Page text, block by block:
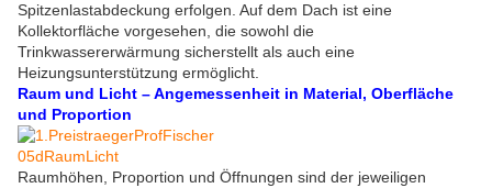
Spitzenlastabdeckung erfolgen. Auf dem Dach ist eine
Kollektorfläche vorgesehen, die sowohl die
Trinkwassererwärmung sicherstellt als auch eine
Heizungsunterstützung ermöglicht.
Raum und Licht – Angemessenheit in Material, Oberfläche
und Proportion
Raumhöhen, Proportion und Öffnungen sind der jeweiligen